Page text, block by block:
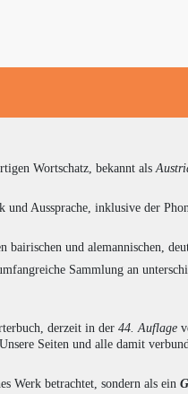
Wortschatz, bekannt als
und Aussprache, inklusive der
bairischen und alemannischen,
Sammlung an
derzeit in der 44. Auflage
Seiten und alle damit
Werk betrachtet, sondern als ein